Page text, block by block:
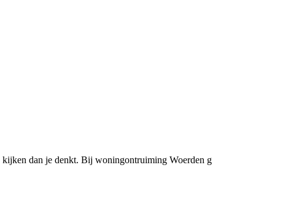
dan je denkt. Bij woningontruiming Woerden g